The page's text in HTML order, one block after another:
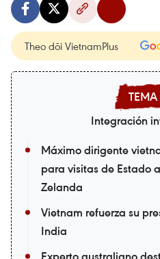
Theo dõi VietnamPlus
Integración
Máximo dirigente
para visitas de Estado
Zelanda
Vietnam refuerza su
India